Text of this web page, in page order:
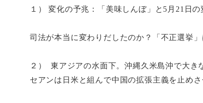
１） 変化の予兆：「美味しんぼ」と 5 月 21 日
司法が本当に変わりだしたのか？「不正選挙」
２） 東アジアの水面下。沖縄久米島沖で大き
セアンは日米と組んで中国の拡張主義を止め